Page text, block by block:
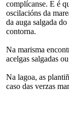
complícanse. E é
oscilacións da
da auga salgada
contorna.
Na marisma
acelgas salgadas
Na lagoa, as
caso das verzas